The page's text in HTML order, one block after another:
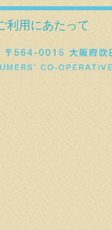
利用にあたって